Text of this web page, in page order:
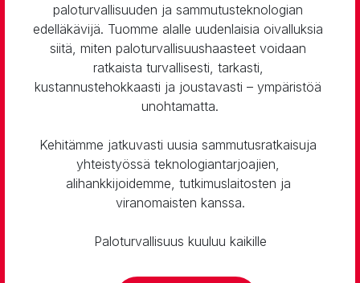
paloturvallisuuden ja sammutusteknologian
edelläkävijä. Tuomme alalle uudenlaisia oivalluksia
siitä, miten paloturvallisuushaasteet voidaan
ratkaista turvallisesti, tarkasti,
kustannustehokkaasti ja joustavasti – ympäristöä
unohtamatta.
Kehitämme jatkuvasti uusia sammutusratkaisuja
yhteistyössä teknologiantarjoajien,
alihankkijoidemme, tutkimuslaitosten ja
viranomaisten kanssa.
Paloturvallisuus kuuluu kaikille